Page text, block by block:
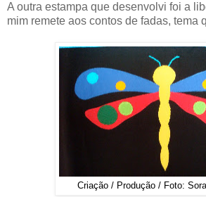
A outra estampa que desenvolvi foi a
mim remete aos contos de fadas, tema
Criação / Produção / Foto: